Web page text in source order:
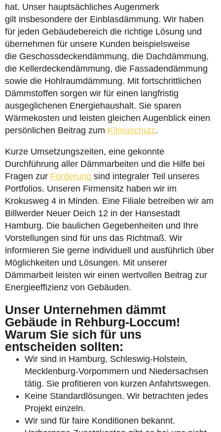
hat. Unser hauptsächliches Augenmerk
gilt insbesondere der Einblasdämmung. Wir haben
für jeden Gebäudebereich die richtige Lösung und
übernehmen für unsere Kunden beispielsweise
die Geschossdeckendämmung, die Dachdämmung,
die Kellerdeckendämmung, die Fassadendämmung
sowie die Hohlraumdämmung. Mit fortschrittlichen
Dämmstoffen sorgen wir für einen langfristig
ausgeglichenen Energiehaushalt. Sie sparen
Wärmekosten und leisten gleichen Augenblick einen
persönlichen Beitrag zum Klimaschutz.
Kurze Umsetzungszeiten, eine gekonnte
Durchführung aller Dämmarbeiten und die Hilfe bei
Fragen zur Förderung sind integraler Teil unseres
Portfolios. Unseren Firmensitz haben wir im
Krokusweg 4 in Minden. Eine Filiale betreiben wir am
Billwerder Neuer Deich 12 in der Hansestadt
Hamburg. Die baulichen Gegebenheiten und Ihre
Vorstellungen sind für uns das Richtmaß. Wir
informieren Sie gerne individuell und ausführlich über
Möglichkeiten und Lösungen. Mit unserer
Dämmarbeit leisten wir einen wertvollen Beitrag zur
Energieeffizienz von Gebäuden.
Unser Unternehmen dämmt
Gebäude in Rehburg-Loccum!
Warum Sie sich für uns
entscheiden sollten:
Wir sind in Hamburg, Schleswig-Holstein,
Mecklenburg-Vorpommern und Niedersachsen
tätig. Sie profitieren von kurzen Anfahrtswegen.
Keine Standardlösungen. Wir betrachten jedes
Projekt einzeln.
Wir sind für faire Konditionen bekannt.